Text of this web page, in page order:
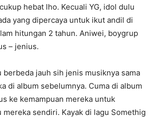
hebat lho. Kecuali YG, idol dulu
yang dipercaya untuk ikut andil di
hitungan 2 tahun. Aniwei, boygrup
– jenius.
berbeda jauh sih jenis musiknya sama
di album sebelumnya. Cuma di album
ke kemampuan mereka untuk
mereka sendiri. Kayak di lagu Somethig